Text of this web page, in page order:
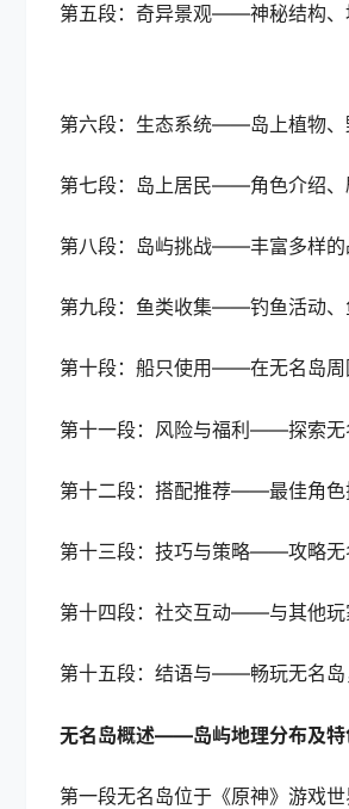
第五段：奇异景观——神秘结构、
第六段：生态系统——岛上植物、
第七段：岛上居民——角色介绍、
第八段：岛屿挑战——丰富多样的
第九段：鱼类收集——钓鱼活动、
第十段：船只使用——在无名岛周
第十一段：风险与福利——探索无
第十二段：搭配推荐——最佳角色
第十三段：技巧与策略——攻略无
第十四段：社交互动——与其他玩
第十五段：结语与——畅玩无名岛
无名岛概述——岛屿地理分布及特
第一段无名岛位于《原神》游戏